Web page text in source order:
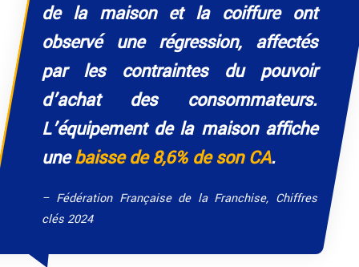
de la maison et la coiffure ont
observé une régression, affectés
par les contraintes du pouvoir
d’achat des consommateurs.
L’équipement de la maison affiche
unebaisse de 8,6% de son CA.
– Fédération Française de la Franchise, Chiffres
clés 2024